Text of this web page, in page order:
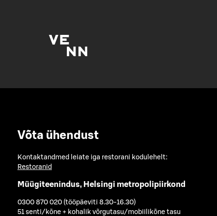
Võta ühendust
Kontaktandmed leiate iga restorani kodulehelt:
Restoranid
Müügiteenindus, Helsingi metropolipiirkond
0300 870 020 (tööpäeviti 8.30-16.30)
51 senti/kõne + kohalik võrgutasu/mobiilikõne tasu